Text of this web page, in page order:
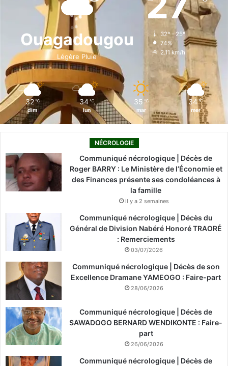
b
o
k
i
n
a
g
r
o
k
Ouagadougou
Légère Pluie
32º - 25º
74%
2.11 km/h
32 ℃
dim
34 ℃
lun
35 ℃
mar
34 ℃
mer
NÉCROLOGIE
Communiqué nécrologique | Décès de
Roger BARRY : Le Ministère de l’Économie et
des Finances présente ses condoléances à
la famille
il y a 2 semaines
Communiqué nécrologique | Décès du
Général de Division Nabéré Honoré TRAORÉ
: Remerciements
03/07/2026
Communiqué nécrologique | Décès de son
Excellence Dramane YAMEOGO : Faire-part
28/06/2026
Communiqué nécrologique | Décès de
SAWADOGO BERNARD WENDIKONTE : Faire-
part
26/06/2026
Communiqué nécrologique | Décès de